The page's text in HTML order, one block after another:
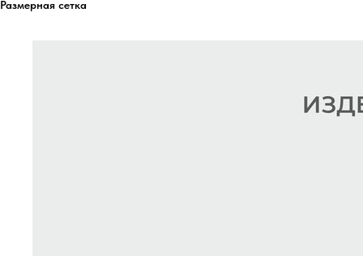
Размерная сетка